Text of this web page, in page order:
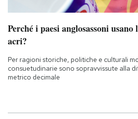
Perché i paesi anglosassoni
acri?
Per ragioni storiche, politiche e culturali
consuetudinarie sono sopravvissute alla
metrico decimale